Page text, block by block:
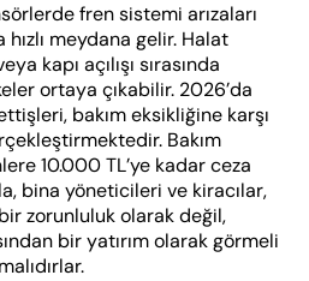
fren sistemi arızaları
meydana gelir. Halat
kapı açılışı sırasında
ortaya çıkabilir. 2026’da
bakım eksikliğine karşı
Bakım
10.000 TL’ye kadar ceza
bina yöneticileri ve kiracılar,
zorunluluk olarak değil,
bir yatırım olarak görmeli